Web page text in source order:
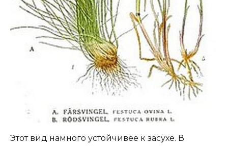
Этот вид намного устойчивее к засухе. В